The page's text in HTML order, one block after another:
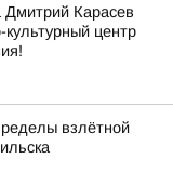
Дмитрий Карасев
центр
взлётной